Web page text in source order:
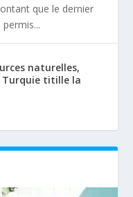
que le dernier
naturelles,
Turquie titille la